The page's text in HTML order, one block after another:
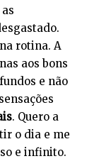
rotina. A
aos bons
e não
. Quero a
o dia e me
e infinito.